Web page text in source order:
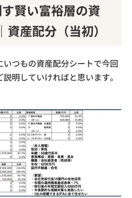
賢い富裕層の資
産配分（当初）
つもの資産配分シートで今回
明していければと思います。